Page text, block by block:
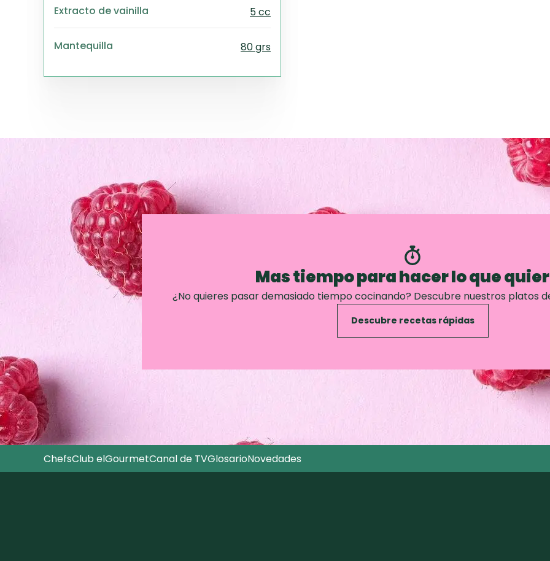
Extracto de vainilla 5 cc
Mantequilla 80 grs
Mas tiempo para hacer lo que
¿No quieres pasar demasiado tiempo cocinando? Descubre nuestros platos
Descubre recetas rápidas
ChefsClub elGourmetCanal de TVGlosarioNovedades